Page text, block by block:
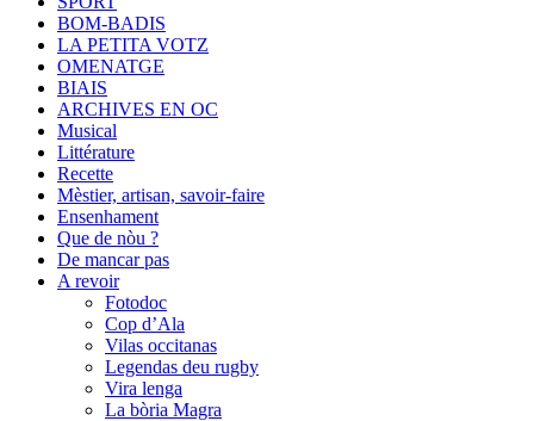
BOM-BADIS
LA PETITA VOTZ
OMENATGE
BIAIS
ARCHIVES EN OC
Musical
Littérature
Recette
Mèstier, artisan, savoir-faire
Ensenhament
Que de nòu ?
De mancar pas
A revoir
Fotodoc
Cop d’Ala
Vilas occitanas
Legendas deu rugby
Vira lenga
La bòria Magra